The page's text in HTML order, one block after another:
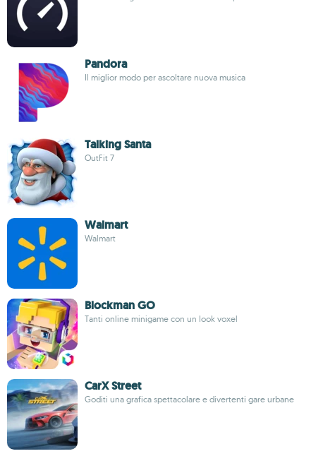
Pandora
Il miglior modo per ascoltare nuova musica
Talking Santa
OutFit 7
Walmart
Walmart
Blockman GO
Tanti online minigame con un look voxel
CarX Street
Goditi una grafica spettacolare e divertenti gare urbane